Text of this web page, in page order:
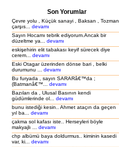
Son Yorumlar
Çevre yolu , Küçük sanayi , Baksan , Tozman
çarşıs... devamı
Sayın Hocamı tebrik ediyorum.Ancak bir
düzeltme ya... devamı
eskişehirin elit tabakası keyif sürecek diye
cerem... devamı
Eski Otagar üzerinden dönse bari , belki
durumunu ... devamı
Bu furyada , sayın SARARâ€™da ;
(Batmanâ€™... devamı
Bazıları da , Ulusal Basının kendi
güdümlerinde ol... devamı
bunu istediği kesin.. Ahmet ataçın da geçen
yıl ba... devamı
çakma sol kafası iste.. Herseyleri böyle
makyajlı ... devamı
chp albümü baya doldurmus.. kiminin kasedi
var, ki... devamı